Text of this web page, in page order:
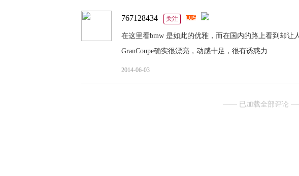
767128434 关注
在这里看bmw 是如此的优雅，而在国内的路上看到却让
GranCoupe确实很漂亮，动感十足，很有诱惑力
2014-06-03
—— 已加载全部评论